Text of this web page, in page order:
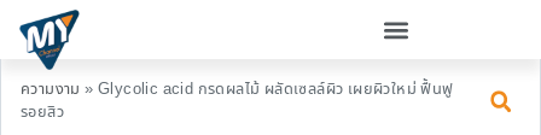
ความงาม »Glycolic acid กรดผลไม้ ผลัดเซลล์ผิว เผยผิวใหม่ ฟื้นฟู
รอยสิว